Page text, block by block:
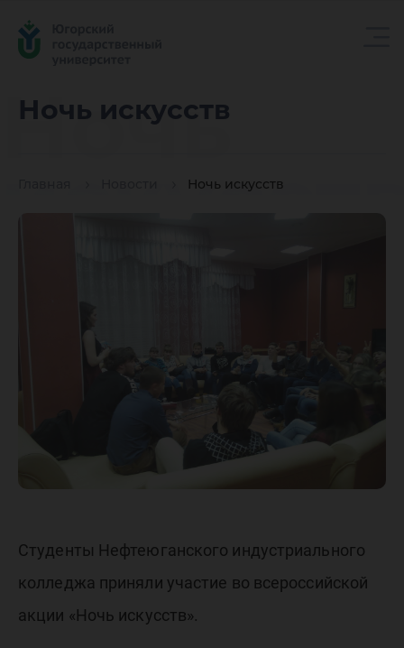
Ночь искусств
Ночь искусств
Ночь
Студенты Нефтеюганского индустриального
колледжа приняли участие во всероссийской
акции «Ночь искусств».